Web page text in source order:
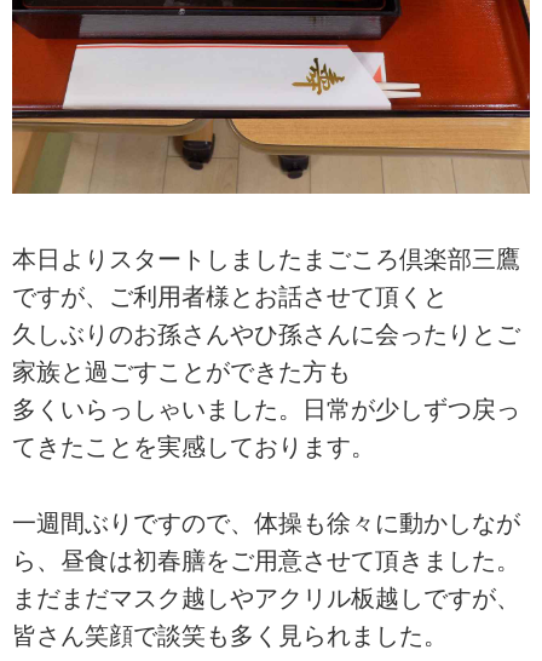
本日よりスタートしましたまごころ倶楽部三鷹
ですが、ご利用者様とお話させて頂くと
久しぶりのお孫さんやひ孫さんに会ったりとご
家族と過ごすことができた方も
多くいらっしゃいました。日常が少しずつ戻っ
てきたことを実感しております。
一週間ぶりですので、体操も徐々に動かしなが
ら、昼食は初春膳をご用意させて頂きました。
まだまだマスク越しやアクリル板越しですが、
皆さん笑顔で談笑も多く見られました。